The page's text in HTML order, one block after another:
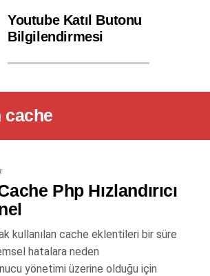
Youtube Katıl Butonu
Bilgilendirmesi
cache
Php Hızlandırıcı
kullanılan cache eklentileri bir süre
hatalara neden
yönetimi üzerine olduğu için